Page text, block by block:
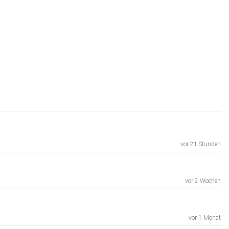
vor 21 Stunden
vor 2 Wochen
vor 1 Monat